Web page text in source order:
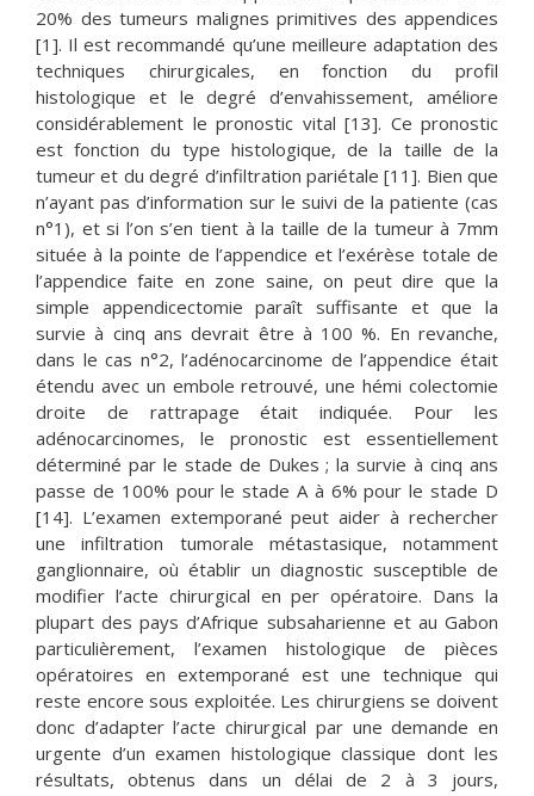
20% des tumeurs malignes primitives des appendices
[1]. Il est recommandé qu’une meilleure adaptation des
techniques chirurgicales, en fonction du profil
histologique et le degré d’envahissement, améliore
considérablement le pronostic vital [13]. Ce pronostic
est fonction du type histologique, de la taille de la
tumeur et du degré d’infiltration pariétale [11]. Bien que
n’ayant pas d’information sur le suivi de la patiente (cas
n°1), et si l’on s’en tient à la taille de la tumeur à 7mm
située à la pointe de l’appendice et l’exérèse totale de
l’appendice faite en zone saine, on peut dire que la
simple appendicectomie paraît suffisante et que la
survie à cinq ans devrait être à 100 %. En revanche,
dans le cas n°2, l’adénocarcinome de l’appendice était
étendu avec un embole retrouvé, une hémi colectomie
droite de rattrapage était indiquée. Pour les
adénocarcinomes, le pronostic est essentiellement
déterminé par le stade de Dukes ; la survie à cinq ans
passe de 100% pour le stade A à 6% pour le stade D
[14]. L’examen extemporané peut aider à rechercher
une infiltration tumorale métastasique, notamment
ganglionnaire, où établir un diagnostic susceptible de
modifier l’acte chirurgical en per opératoire. Dans la
plupart des pays d’Afrique subsaharienne et au Gabon
particulièrement, l’examen histologique de pièces
opératoires en extemporané est une technique qui
reste encore sous exploitée. Les chirurgiens se doivent
donc d’adapter l’acte chirurgical par une demande en
urgente d’un examen histologique classique dont les
résultats, obtenus dans un délai de 2 à 3 jours,